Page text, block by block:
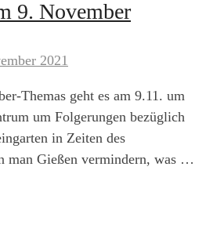
9. November
2021
Themas geht es am 9.11. um
um Folgerungen bezüglich
in Zeiten des
man Gießen vermindern, was …